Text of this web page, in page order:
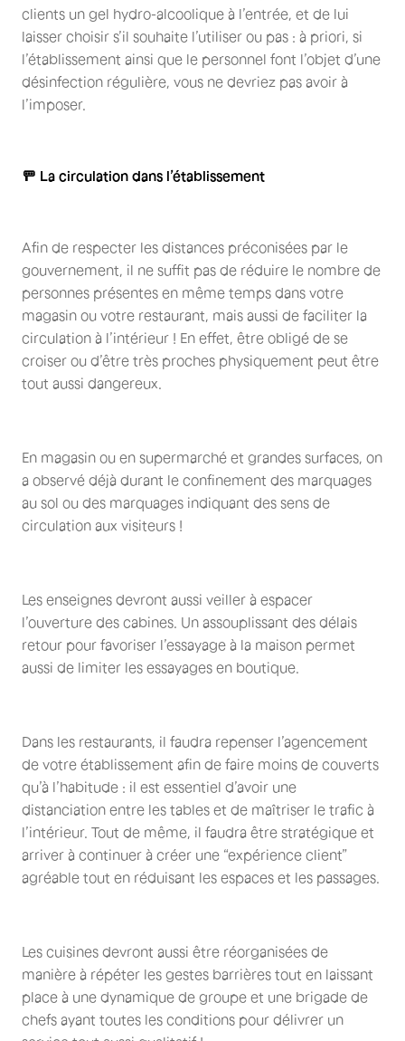
clients un gel hydro-alcoolique à l’entrée, et de lui
laisser choisir s’il souhaite l’utiliser ou pas : à priori, si
l’établissement ainsi que le personnel font l’objet d’une
désinfection régulière, vous ne devriez pas avoir à
l’imposer.
🚥 La circulation dans l’établissement
Afin de respecter les distances préconisées par le
gouvernement, il ne suffit pas de réduire le nombre de
personnes présentes en même temps dans votre
magasin ou votre restaurant, mais aussi de faciliter la
circulation à l’intérieur ! En effet, être obligé de se
croiser ou d’être très proches physiquement peut être
tout aussi dangereux.
En magasin ou en supermarché et grandes surfaces, on
a observé déjà durant le confinement des marquages
au sol ou des marquages indiquant des sens de
circulation aux visiteurs !
Les enseignes devront aussi veiller à espacer
l’ouverture des cabines. Un assouplissant des délais
retour pour favoriser l’essayage à la maison permet
aussi de limiter les essayages en boutique.
Dans les restaurants, il faudra repenser l’agencement
de votre établissement afin de faire moins de couverts
qu’à l’habitude : il est essentiel d’avoir une
distanciation entre les tables et de maîtriser le trafic à
l’intérieur. Tout de même, il faudra être stratégique et
arriver à continuer à créer une “expérience client”
agréable tout en réduisant les espaces et les passages.
Les cuisines devront aussi être réorganisées de
manière à répéter les gestes barrières tout en laissant
place à une dynamique de groupe et une brigade de
chefs ayant toutes les conditions pour délivrer un